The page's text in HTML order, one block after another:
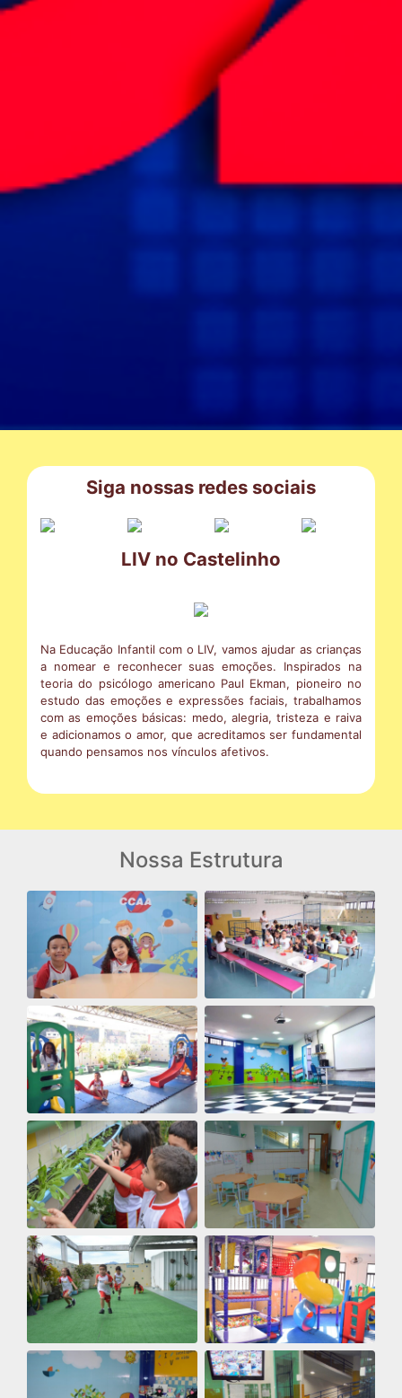
Siga nossas redes sociais
LIV no Castelinho
Na Educação Infantil com o LIV, vamos ajudar as crianças
a nomear e reconhecer suas emoções. Inspirados na
teoria do psicólogo americano Paul Ekman, pioneiro no
estudo das emoções e expressões faciais, trabalhamos
com as emoções básicas: medo, alegria, tristeza e raiva
e adicionamos o amor, que acreditamos ser fundamental
quando pensamos nos vínculos afetivos.
Nossa Estrutura